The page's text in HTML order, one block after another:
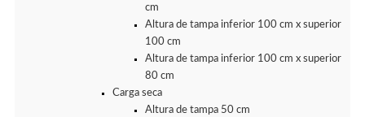
cm
Altura de tampa inferior 100 cm x superior
100 cm
Altura de tampa inferior 100 cm x superior
80 cm
Carga seca
Altura de tampa 50 cm